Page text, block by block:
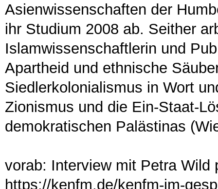
Asienwissenschaften der
ihr Studium 2008 ab. Seither
Islamwissenschaftlerin und
Apartheid und ethnische
Siedlerkolonialismus in Wort
Zionismus und die Ein-Staat-
demokratischen Palästinas
vorab: Interview mit Petra Wild
https://kenfm.de/kenfm-im-